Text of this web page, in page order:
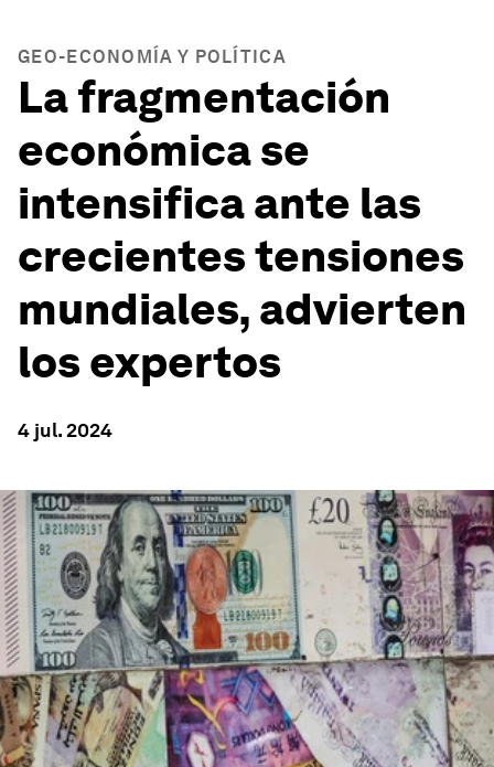
GEO-ECONOMÍA Y POLÍTICA
La fragmentación
económica se
intensifica ante las
crecientes tensiones
mundiales, advierten
los expertos
4 jul. 2024